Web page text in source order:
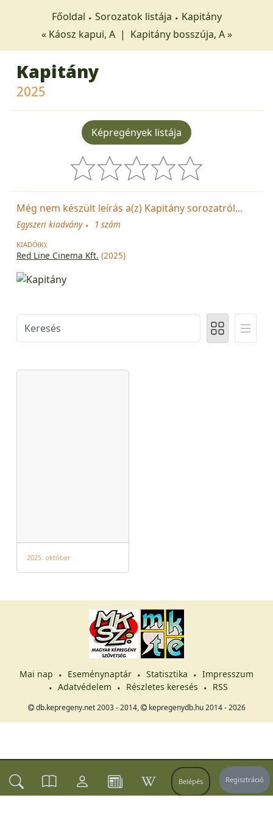
Belépés Regisztráció
Főoldal Sorozatok listája
Kapitány
« Káosz kapui, A | Kapitány bosszúja, A »
Kapitány
2025
Képregények listája
Még nem készült leírás a(z) Kapitány sorozatról...
Egyszeri kiadvány 1 szám
KIADÓ(K):
Red Line Cinema Kft. (2025)
2025. október
Mai nap Eseménynaptár Statisztika
Impresszum
Adatvédelem
Részletes keresés RSS
db.kepregeny.net 2003 - 2014, kepregenydb.hu 2014 - 2026